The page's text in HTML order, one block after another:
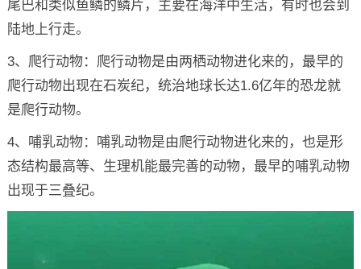
尾巴和类似鱼鳞的鳞片，主要在海洋中生活，有时也会到
陆地上行走。
3、爬行动物：爬行动物是由两栖动物进化来的，最早的
爬行动物出现在石炭纪，统治地球长达1.6亿年的恐龙就
是爬行动物。
4、哺乳动物：哺乳动物是由爬行动物进化来的，也是形
态结构最高等、生理机能最完善的动物，最早的哺乳动物
出现于三叠纪。